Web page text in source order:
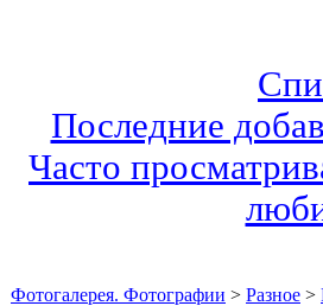
Последние
Часто
Фотогалерея. Фотографии > Разное >